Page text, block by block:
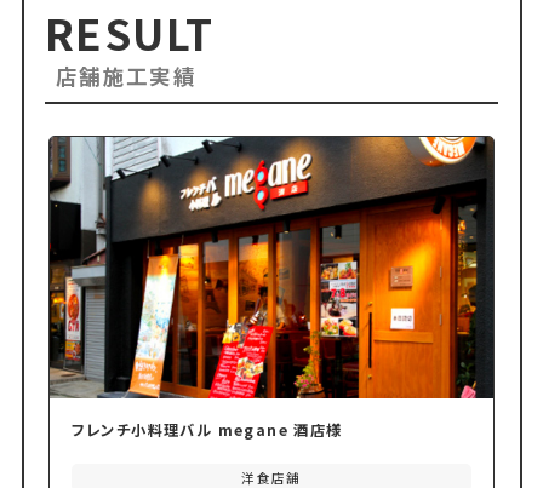
RESULT
店舗施工実績
フレンチ小料理バル megane 酒店様
洋食店舗